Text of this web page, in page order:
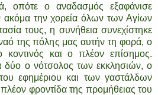
οπότε ο αναδασμός εξαφάνισε
ακόμα την χορεία όλων των Αγίων
τους, η συνήθεια συνεχίστηκε
της πόλης μας αυτήν τη φορά, ο
κοντινός και ο πλέον επίσημος.
δύο ο νότσολος των εκκλησιών, ο
εφημέριου και των γαστάλδων
φροντίδα της προμήθειας του